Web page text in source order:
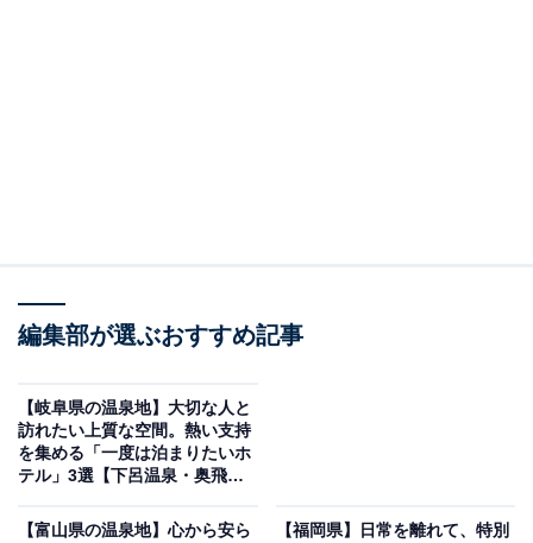
Webサイトより）
編集部が選ぶおすすめ記事
【岐阜県の温泉地】大切な人と
訪れたい上質な空間。熱い支持
を集める「一度は泊まりたいホ
テル」3選【下呂温泉・奥飛騨
【富山県の温泉地】心から安ら
【福岡県】日常を離れて、特別